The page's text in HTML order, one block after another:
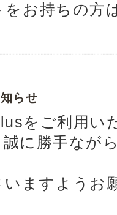
をお持ちの方
らせ
をご利用い
に勝手なが
ますようお